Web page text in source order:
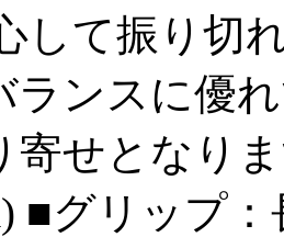
して振り切
ランスに優
寄せとなり
■グリップ